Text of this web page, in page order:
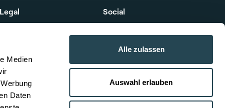
Medien
Daten
Alle zulassen
Auswahl erlauben
Social
Linkedin
YouTube